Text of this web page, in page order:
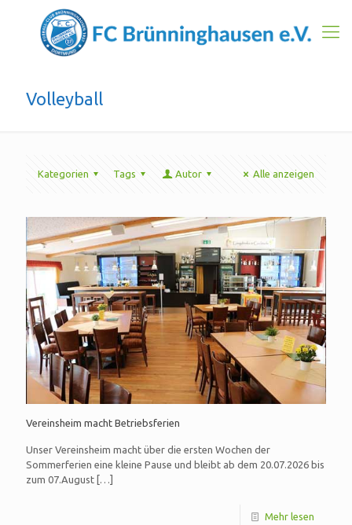
Volleyball
Kategorien Tags Autor Alle anzeigen
Vereinsheim macht Betriebsferien
Unser Vereinsheim macht über die ersten Wochen der
Sommerferien eine kleine Pause und bleibt ab dem 20.07.2026 bis
zum 07.August […]
Mehr lesen